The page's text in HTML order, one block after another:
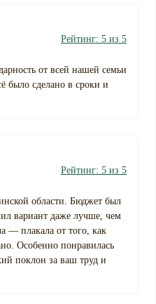
Рейтинг: 5 из 5
от всей нашей семьи
было сделано в сроки и
Рейтинг: 5 из 5
области. Бюджет был
вариант даже лучше, чем
— плакала от того, как
Особенно понравилась
поклон за ваш труд и